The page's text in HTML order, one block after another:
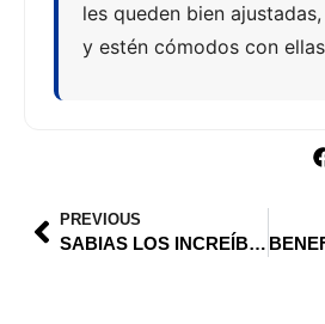
les queden bien
y estén cómodos con
PREVIOUS
SABIAS LOS INCREÍBLES BENEFICIOS DEL CAFÉ PARA TUS OJOS